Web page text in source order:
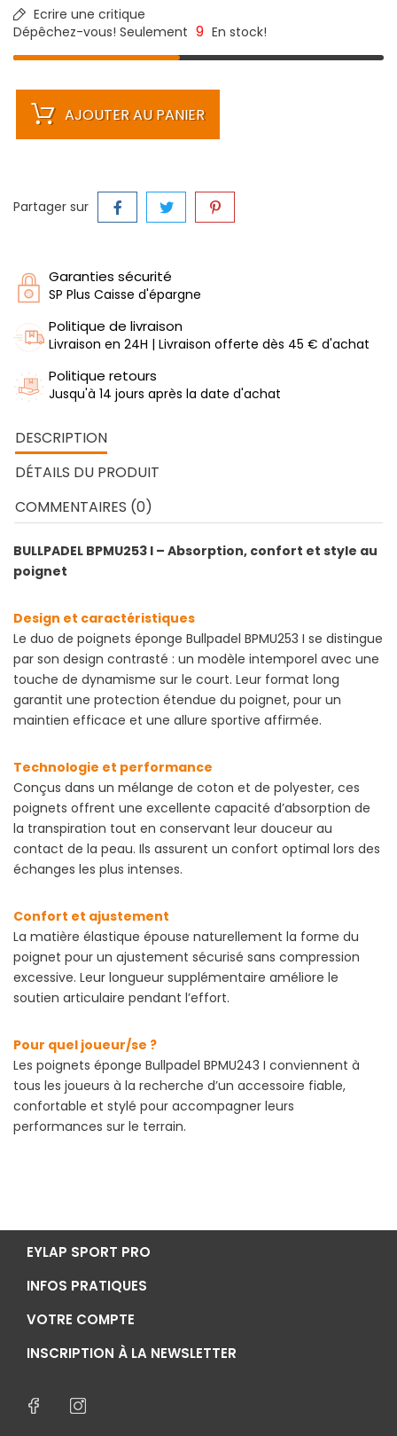
Ecrire une critique
Dépêchez-vous! Seulement 9 En stock!
AJOUTER AU PANIER
Partager sur
Garanties sécurité
SP Plus Caisse d'épargne
Politique de livraison
Livraison en 24H | Livraison offerte dès 45 € d'achat
Politique retours
Jusqu'à 14 jours après la date d'achat
DESCRIPTION
DÉTAILS DU PRODUIT
COMMENTAIRES (0)
BULLPADEL BPMU253 I – Absorption, confort et style au
poignet
Design et caractéristiques
Le duo de poignets éponge Bullpadel BPMU253 I se distingue
par son design contrasté : un modèle intemporel avec une
touche de dynamisme sur le court. Leur format long
garantit une protection étendue du poignet, pour un
maintien efficace et une allure sportive affirmée.
Technologie et performance
Conçus dans un mélange de coton et de polyester, ces
poignets offrent une excellente capacité d’absorption de
la transpiration tout en conservant leur douceur au
contact de la peau. Ils assurent un confort optimal lors des
échanges les plus intenses.
Confort et ajustement
La matière élastique épouse naturellement la forme du
poignet pour un ajustement sécurisé sans compression
excessive. Leur longueur supplémentaire améliore le
soutien articulaire pendant l’effort.
Pour quel joueur/se ?
Les poignets éponge Bullpadel BPMU243 I conviennent à
tous les joueurs à la recherche d’un accessoire fiable,
confortable et stylé pour accompagner leurs
performances sur le terrain.
EYLAP SPORT PRO
INFOS PRATIQUES
VOTRE COMPTE
INSCRIPTION À LA NEWSLETTER